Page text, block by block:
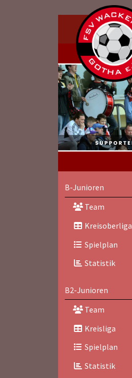
B-Junioren
Team
Kreisoberliga
Spielplan
Statistik
B2-Junioren
Team
Kreisliga
Spielplan
Statistik